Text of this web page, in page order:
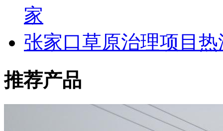
家
张家口草原治理项目
推荐产品